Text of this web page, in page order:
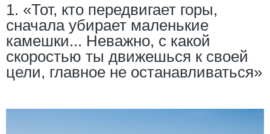
1. «Тот, кто передвигает горы,
сначала убирает маленькие
камешки... Неважно, с какой
скоростью ты движешься к своей
цели, главное не останавливаться»